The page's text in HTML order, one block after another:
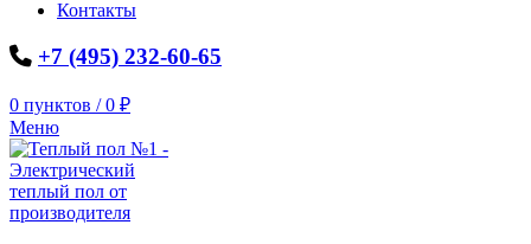
Контакты
+7 (495) 232-60-65
0 пунктов / 0 ₽
Меню